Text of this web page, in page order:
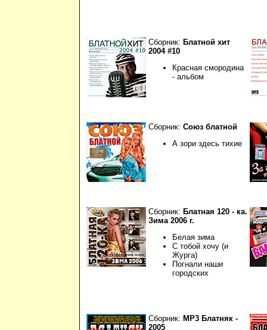
Сборник: Блатной хит
2004 #10
Красная смородина
- альбом
Сборник: Союз блатной
А зори здесь тихие
Сборник: Блатная 120 - ка.
Зима 2006 г.
Белая зима
С тобой хочу (и
Журга)
Погнали наши
городских
Сборник: МР3 Блатняк -
2005